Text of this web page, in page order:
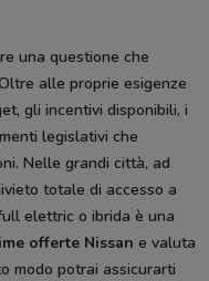
una questione che
alle proprie esigenze
gli incentivi disponibili, i
legislativi che
Nelle grandi città, ad
totale di accesso a
elettric o ibrida è una
offerte Nissan e valuta
modo potrai assicurarti